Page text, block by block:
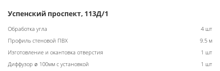
Успенский проспект, 113Д/1
Обработка угла
4 шт
Профиль стеновой ПВХ
9.5 м
Изготовление и окантовка отверстия
1 шт
Диффузор ø 100мм с установкой
1 шт